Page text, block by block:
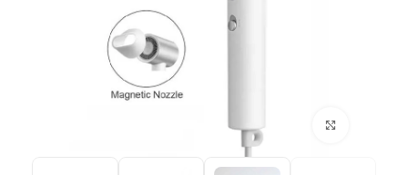
بزرگنمایی تصویر